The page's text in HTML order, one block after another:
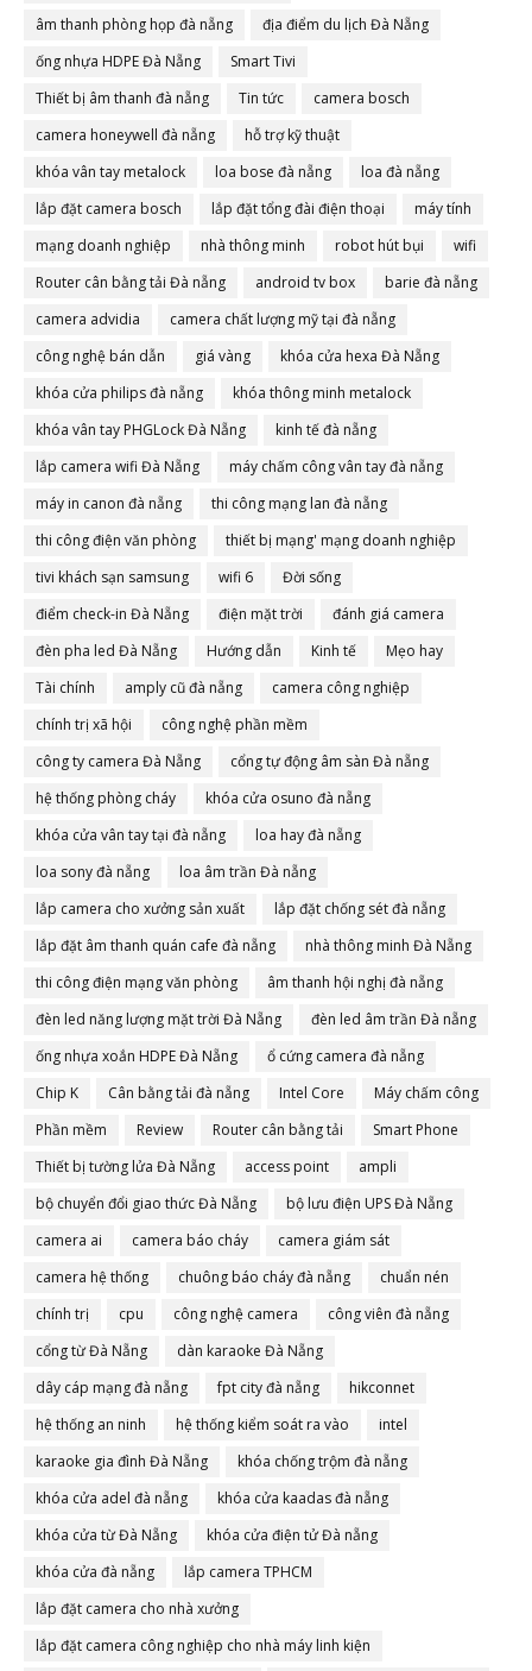
âm thanh phòng họp đà nẵng
địa điểm du lịch Đà Nẵng
ống nhựa HDPE Đà Nẵng
Smart Tivi
Thiết bị âm thanh đà nẵng
Tin tức
camera bosch
camera honeywell đà nẵng
hỗ trợ kỹ thuật
khóa vân tay metalock
loa bose đà nẵng
loa đà nẵng
lắp đặt camera bosch
lắp đặt tổng đài điện thoại
máy tính
mạng doanh nghiệp
nhà thông minh robot hút bụi
wifi
Router cân bằng tải Đà nẵng
android tv box
barie đà nẵng
camera advidia
camera chất lượng mỹ tại đà nẵng
công nghệ bán dẫn
giá vàng
khóa cửa hexa Đà Nẵng
khóa cửa philips đà nẵng
khóa thông minh metalock
khóa vân tay PHGLock Đà Nẵng
kinh tế đà nẵng
lắp camera wifi Đà Nẵng
máy chấm công vân tay đà nẵng
máy in canon đà nẵng
thi công mạng lan đà nẵng
thi công điện văn phòng
thiết bị mạng' mạng doanh nghiệp
tivi khách sạn samsung
wifi 6
Đời sống
điểm check-in Đà Nẵng
điện mặt trời
đánh giá camera
đèn pha led Đà Nẵng
Hướng dẫn Kinh tế
Mẹo hay
Tài chính
amply cũ đà nẵng
camera công nghiệp
chính trị xã hội
công nghệ phần mềm
công ty camera Đà Nẵng
cổng tự động âm sàn Đà nẵng
hệ thống phòng cháy
khóa cửa osuno đà nẵng
khóa cửa vân tay tại đà nẵng
loa hay đà nẵng
loa sony đà nẵng
loa âm trần Đà nẵng
lắp camera cho xưởng sản xuất
lắp đặt chống sét đà nẵng
lắp đặt âm thanh quán cafe đà nẵng
nhà thông minh Đà Nẵng
thi công điện mạng văn phòng
âm thanh hội nghị đà nẵng
đèn led năng lượng mặt trời Đà Nẵng
đèn led âm trần Đà nẵng
ống nhựa xoắn HDPE Đà Nẵng
ổ cứng camera đà nẵng
Chip K
Cân bằng tải đà nẵng Intel Core
Máy chấm công
Phần mềm
Review Router cân bằng tải
Smart Phone
Thiết bị tường lửa Đà Nẵng
access point
ampli
bộ chuyển đổi giao thức Đà Nẵng
bộ lưu điện UPS Đà Nẵng
camera ai
camera báo cháy
camera giám sát
camera hệ thống
chuông báo cháy đà nẵng
chuẩn nén
chính trị
cpu công nghệ camera
công viên đà nẵng
cổng từ Đà Nẵng
dàn karaoke Đà Nẵng
dây cáp mạng đà nẵng
fpt city đà nẵng
hikconnet
hệ thống an ninh
hệ thống kiểm soát ra vào
intel
karaoke gia đình Đà Nẵng
khóa chống trộm đà nẵng
khóa cửa adel đà nẵng
khóa cửa kaadas đà nẵng
khóa cửa từ Đà Nẵng
khóa cửa điện tử Đà nẵng
khóa cửa đà nẵng
lắp camera TPHCM
lắp đặt camera cho nhà xưởng
lắp đặt camera công nghiệp cho nhà máy linh kiện